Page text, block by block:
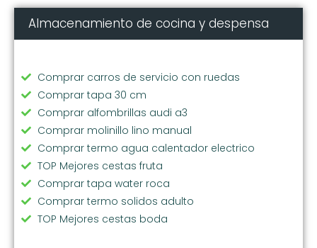
Almacenamiento de cocina y despensa
Comprar carros de servicio con ruedas
Comprar tapa 30 cm
Comprar alfombrillas audi a3
Comprar molinillo lino manual
Comprar termo agua calentador electrico
TOP Mejores cestas fruta
Comprar tapa water roca
Comprar termo solidos adulto
TOP Mejores cestas boda